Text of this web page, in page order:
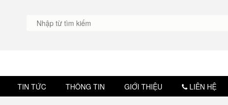
TIN TỨC THÔNG TIN GIỚI THIỆU LIÊN HỆ